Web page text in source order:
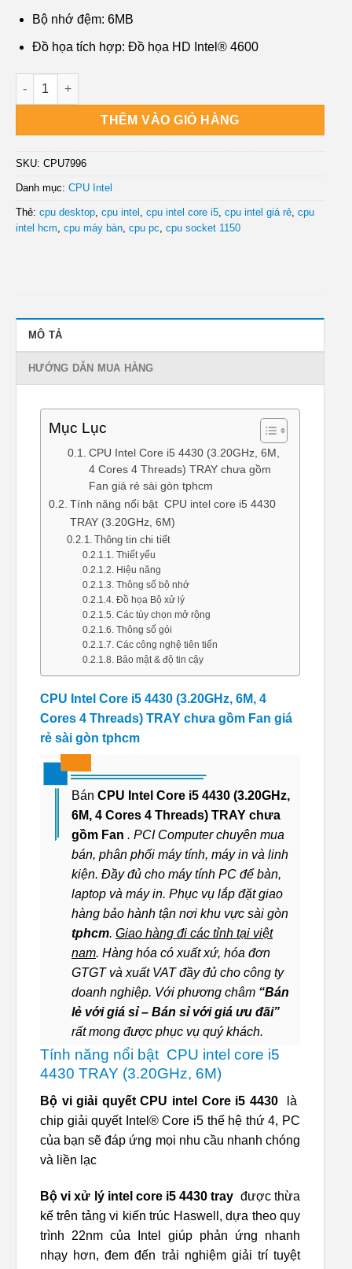
Bộ nhớ đệm: 6MB
Đồ họa tích hợp: Đồ họa HD Intel® 4600
Địa điểm Bán CPU Intel Core i5 4430 (3.20GHz, 6M, 4 Cores
THÊM VÀO GIỎ HÀNG
SKU: CPU7996
Danh mục: CPU Intel
Thẻ: cpu desktop, cpu intel , cpu intel core i5, cpu intel giá rẻ, cpu
intel hcm, cpu máy bàn, cpu pc, cpu socket 1150
MÔ TẢ
HƯỚNG DẪN MUA HÀNG
Mục Lục
CPU Intel Core i5 4430 (3.20GHz, 6M,
4 Cores 4 Threads) TRAY chưa gồm
Fan giá rẻ sài gòn tphcm
Tính năng nổi bật CPU intel core i5 4430
TRAY (3.20GHz, 6M)
Thông tin chi tiết
Thiết yếu
Hiệu năng
Thông số bộ nhớ
Đồ họa Bộ xử lý
Các tùy chọn mở rộng
Thông số gói
Các công nghệ tiên tiến
Bảo mật & độ tin cậy
CPU Intel Core i5 4430 (3.20GHz, 6M, 4
Cores 4 Threads) TRAY chưa gồm Fan giá
rẻ sài gòn tphcm
Bán CPU Intel Core i5 4430 (3.20GHz,
6M, 4 Cores 4 Threads) TRAY chưa
gồm Fan . PCI Computer chuyên mua
bán, phân phối máy tính, máy in và linh
kiện. Đầy đủ cho máy tính PC để bàn,
laptop và máy in. Phục vụ lắp đặt giao
hàng bảo hành tận nơi khu vực sài gòn
tphcm. Giao hàng đi các tỉnh tại việt
nam. Hàng hóa có xuất xứ, hóa đơn
GTGT và xuất VAT đầy đủ cho công ty
doanh nghiệp. Với phương châm “Bán
lẻ với giá sỉ – Bán sỉ với giá ưu đãi”
rất mong được phục vụ quý khách.
Tính năng nổi bật CPU intel core i5
4430 TRAY (3.20GHz, 6M)
Bộ vi giải quyết CPU intel Core i5 4430
là
chip giải quyết Intel® Core i5 thế hệ thứ 4, PC
của bạn sẽ đáp ứng mọi nhu cầu nhanh chóng
và liền lạc
Bộ vi xử lý intel core i5 4430 tray được thừa
kế trên tảng vi kiến trúc Haswell, dựa theo quy
trình 22nm của Intel giúp phản ứng nhanh
nhạy hơn, đem đến trải nghiệm giải trí tuyệt